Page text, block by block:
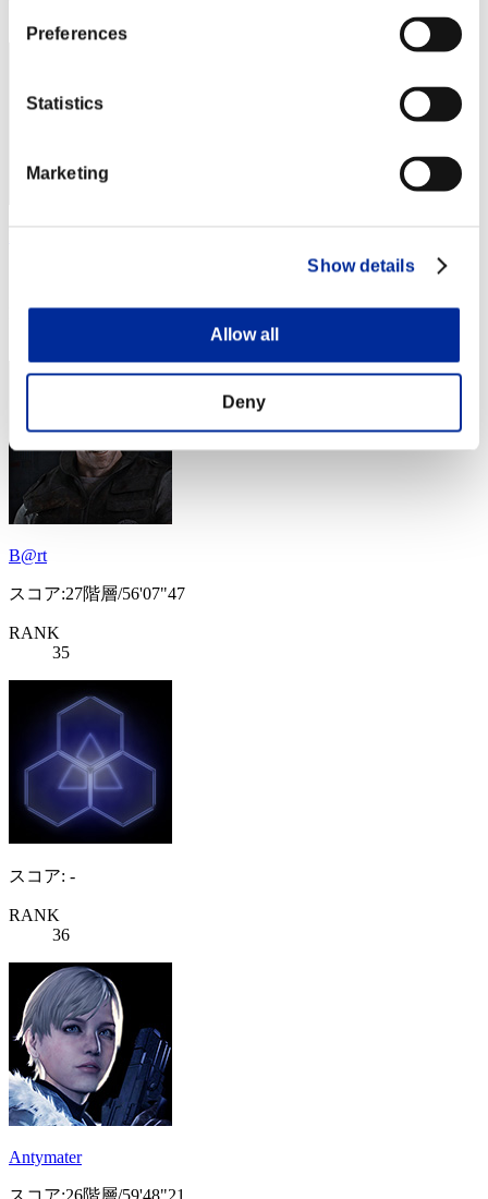
Preferences
Statistics
Marketing
Show details
Allow all
Deny
RANK
B@rt
スコア:27階層/56'07"47
RANK
35
スコア: -
RANK
36
Antymater